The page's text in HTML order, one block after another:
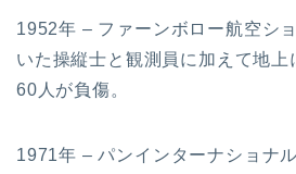
1952年 – ファーンボロー航空シ
いた操縦士と観測員に加えて地上
60人が負傷。
1971年 – パンインターナショナ